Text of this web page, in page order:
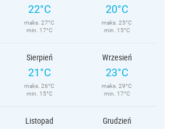
22°C
maks. 27°C
min. 17°C
20°C
maks. 25°C
min. 15°C
Sierpień
21°C
maks. 26°C
min. 15°C
Wrzesień
23°C
maks. 29°C
min. 17°C
Listopad Grudzień